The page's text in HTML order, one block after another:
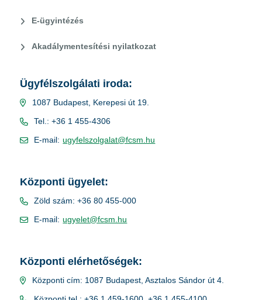
E-ügyintézés
Akadálymentesítési nyilatkozat
Ügyfélszolgálati iroda:
1087 Budapest, Kerepesi út 19.
Tel.: +36 1 455-4306
E-mail: ugyfelszolgalat@fcsm.hu
Központi ügyelet:
Zöld szám: +36 80 455-000
E-mail: ugyelet@fcsm.hu
Központi elérhetőségek:
Központi cím: 1087 Budapest, Asztalos Sándor út 4.